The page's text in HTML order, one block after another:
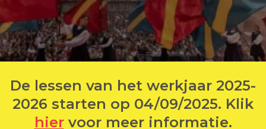
De lessen van het werkjaar 2025-
2026 starten op 04/09/2025. Klik
hier voor meer informatie.